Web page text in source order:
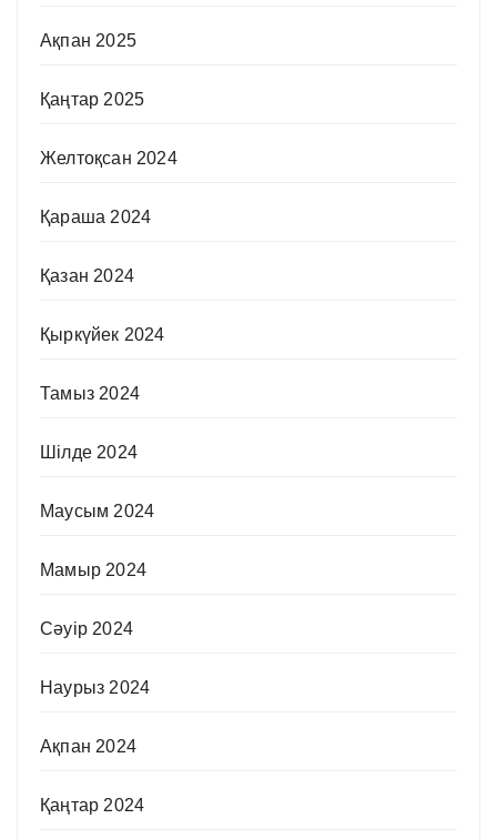
Ақпан 2025
Қаңтар 2025
Желтоқсан 2024
Қараша 2024
Қазан 2024
Қыркүйек 2024
Тамыз 2024
Шілде 2024
Маусым 2024
Мамыр 2024
Сәуір 2024
Наурыз 2024
Ақпан 2024
Қаңтар 2024